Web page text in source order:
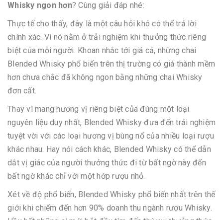
Whisky ngon hơn? Cùng giải đáp nhé:
Thực tế cho thấy, đây là một câu hỏi khó có thể trả lời
chính xác. Vì nó nằm ở trải nghiệm khi thưởng thức riêng
biệt của mỗi người. Khoan nhắc tới giá cả, những chai
Blended Whisky phổ biến trên thị trường có giá thành mềm
hơn chưa chắc đã không ngon bằng những chai Whisky
đơn cất.
Thay vì mang hương vị riêng biệt của đúng một loại
nguyên liệu duy nhất, Blended Whisky đưa đến trải nghiệm
tuyệt vời với các loại hương vị bùng nổ của nhiều loại rượu
khác nhau. Hay nói cách khác, Blended Whisky có thể dẫn
dắt vị giác của người thưởng thức đi từ bất ngờ này đến
bất ngờ khác chỉ với một hớp rượu nhỏ.
Xét về độ phổ biến, Blended Whisky phổ biến nhất trên thế
giới khi chiếm đến hơn 90% doanh thu ngành rượu Whisky.